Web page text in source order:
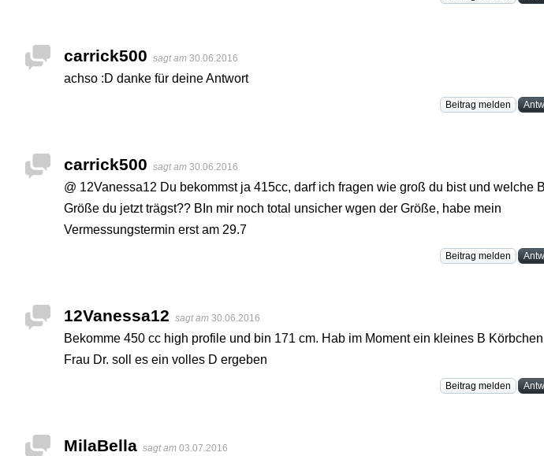
carrick500 sagt am 30.06.2016
achso :D danke für deine Antwort
Beitrag melden
carrick500 sagt am 30.06.2016
@ 12Vanessa12 Du bekommst ja 415cc, darf ich fragen wie groß du bist und welche
Größe du jetzt trägst?? BIn mir noch total unsicher wgen der Größe, habe mein
Vermessungstermin erst am 29.7
Beitrag melden
12Vanessa12 sagt am 30.06.2016
Bekomme 450 cc high profile und bin 171 cm. Hab im Moment ein kleines B
Frau Dr. soll es ein volles D ergeben
Beitrag melden
MilaBella sagt am 03.07.2016